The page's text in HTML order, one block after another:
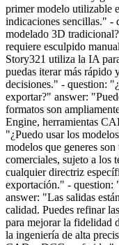
primer modelo utilizable
indicaciones sencillas." -
modelado 3D
requiere esculpido
Story321 utiliza la IA
puedas iterar más rápido
decisiones." - question:
exportar?" answer:
formatos son
Engine, herramientas
"¿Puedo usar los
modelos que generes
comerciales, sujeto a los
cualquier directriz
exportación." - question:
answer: "Las salidas
calidad. Puedes refinar
para mejorar la fidelidad
la ingeniería de alta